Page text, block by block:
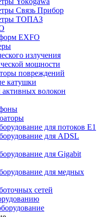
Связь Прибор
ТОПАЗ
EXFO
излучения
мощности
повреждений
катушки
волокон
для потоков Е1
для ADSL
для Gigabit
для медных
сетей